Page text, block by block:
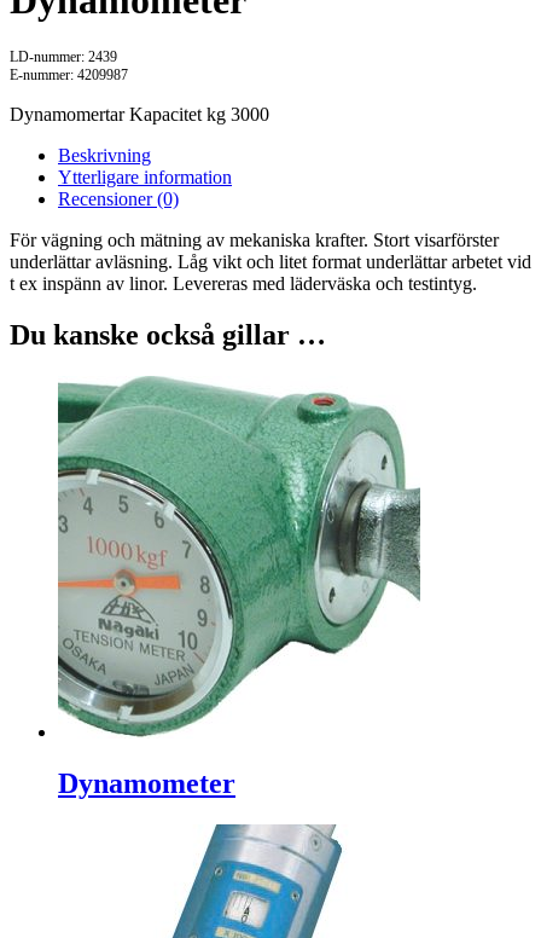
LD-nummer: 2439
E-nummer: 4209987
Dynamomertar Kapacitet kg 3000
Beskrivning
Ytterligare information
Recensioner (0)
För vägning och mätning av mekaniska krafter. Stort visarförster
underlättar avläsning. Låg vikt och litet format underlättar arbetet vid
t ex inspänn av linor. Levereras med läderväska och testintyg.
Du kanske också gillar …
Dynamometer